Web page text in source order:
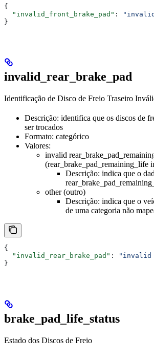
{
  "invalid_front_brake_pad"
:
}
invalid_rear_brake_pad
Identificação de Disco de Freio Traseiro
Descrição: identifica que os discos de
ser trocados
Formato: categórico
Valores:
invalid
(rear_brake_pad_remaining_life
Descrição: indica que o
other (outro)
Descrição: indica que o
de uma categoria não
{
  "invalid_rear_brake_pad"
:
"invalid
}
brake_pad_life_status
Estado dos Discos de Freio